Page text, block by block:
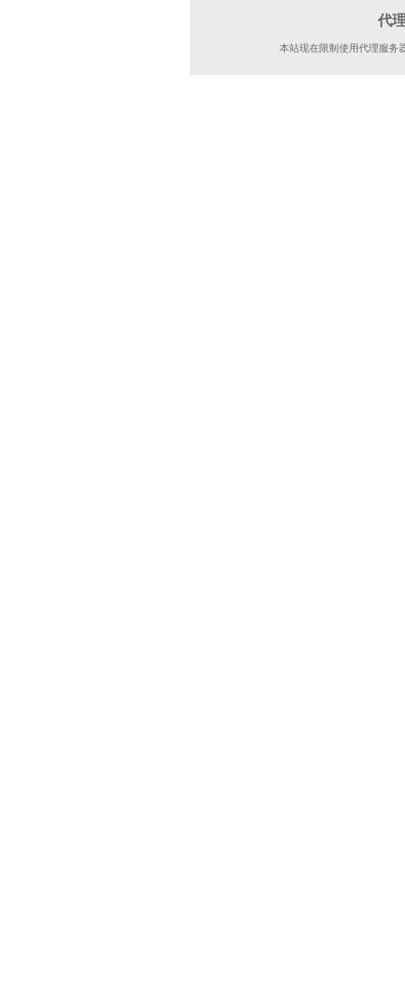
代
本站现在限制使用代理服务